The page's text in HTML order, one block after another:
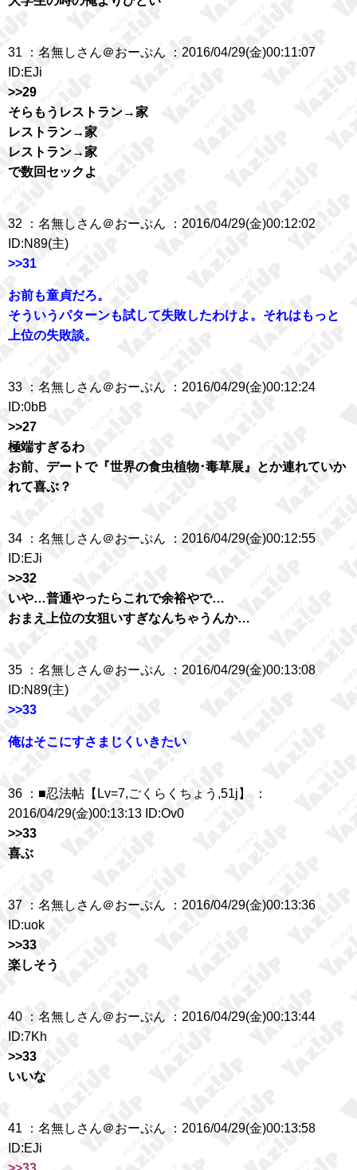
31 ：名無しさん＠おーぷん ：2016/04/29(金)00:11:07
ID:EJi
>>29
そらもうレストラン→家
レストラン→家
レストラン→家
で数回セックよ
32 ：名無しさん＠おーぷん ：2016/04/29(金)00:12:02
ID:N89(主)
>>31
お前も童貞だろ。
そういうパターンも試して失敗したわけよ。それはもっと
上位の失敗談。
33 ：名無しさん＠おーぷん ：2016/04/29(金)00:12:24
ID:0bB
>>27
極端すぎるわ
お前、デートで『世界の食虫植物･毒草展』とか連れていか
れて喜ぶ？
34 ：名無しさん＠おーぷん ：2016/04/29(金)00:12:55
ID:EJi
>>32
いや…普通やったらこれで余裕やで…
おまえ上位の女狙いすぎなんちゃうんか…
35 ：名無しさん＠おーぷん ：2016/04/29(金)00:13:08
ID:N89(主)
>>33
俺はそこにすさまじくいきたい
36 ：■忍法帖【Lv=7,ごくらくちょう,51j】 ：
2016/04/29(金)00:13:13 ID:Ov0
>>33
喜ぶ
37 ：名無しさん＠おーぷん ：2016/04/29(金)00:13:36
ID:uok
>>33
楽しそう
40 ：名無しさん＠おーぷん ：2016/04/29(金)00:13:44
ID:7Kh
>>33
いいな
41 ：名無しさん＠おーぷん ：2016/04/29(金)00:13:58
ID:EJi